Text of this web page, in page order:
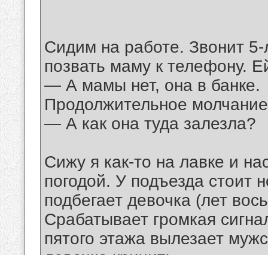
Сидим на работе. Звонит
позвать маму к телефону.
— А мамы нет, она в банке.
Продолжительное
— А как она туда залезла?
Сижу я как-то на лавке и
погодой. У подъезда стоит
подбегает девочка (лет
Срабатывает громкая
пятого этажа вылезает